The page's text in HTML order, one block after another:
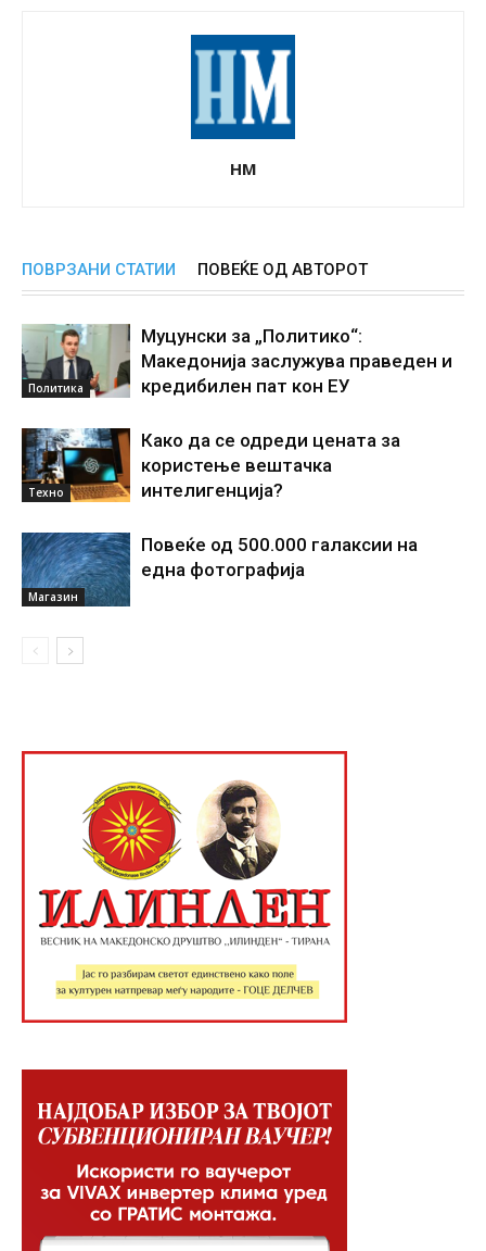
НМ
ПОВРЗАНИ СТАТИИ ПОВЕЌЕ ОД АВТОРОТ
Политика
Муцунски за „Политико“:
Македонија заслужува праведен и
кредибилен пат кон ЕУ
Техно
Како да се одреди цената за
користење вештачка
интелигенциjа?
Магазин
Повеќе од 500.000 галаксии на
една фотографија